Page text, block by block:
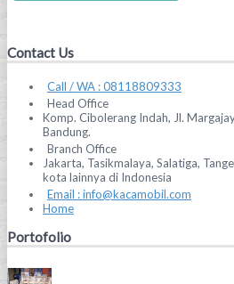
Contact Us
Call / WA : 08118809333
Head Office
Komp. Cibolerang Indah, Jl.
Bandung.
Branch Office
Jakarta, Tasikmalaya, Salatiga,
kota lainnya di Indonesia
Email : info@kacamobil.com
Home
Portofolio